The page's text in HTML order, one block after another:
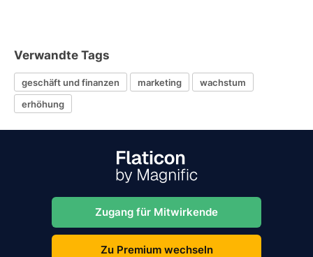
Verwandte Tags
geschäft und finanzen marketing
wachstum
erhöhung
Zugang für Mitwirkende
Zu Premium wechseln